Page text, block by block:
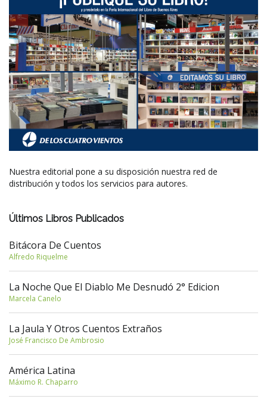
Nuestra editorial pone a su disposición nuestra red de
distribución y todos los servicios para autores.
Últimos Libros Publicados
Bitácora De Cuentos
Alfredo Riquelme
La Noche Que El Diablo Me Desnudó 2° Edicion
Marcela Canelo
La Jaula Y Otros Cuentos Extraños
José Francisco De Ambrosio
América Latina
Máximo R. Chaparro